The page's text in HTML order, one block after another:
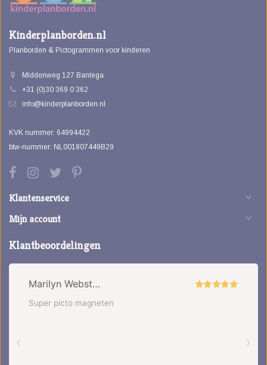
Kinderplanborden.nl
Planborden & Pictogrammen voor kinderen
Middenweg 127 Bantega
+31 (0)30 369 0 362
info@kinderplanborden.nl
KVK nummer: 64994422
btw-nummer: NL001807449B29
Klantenservice
Mijn account
Klantbeoordelingen